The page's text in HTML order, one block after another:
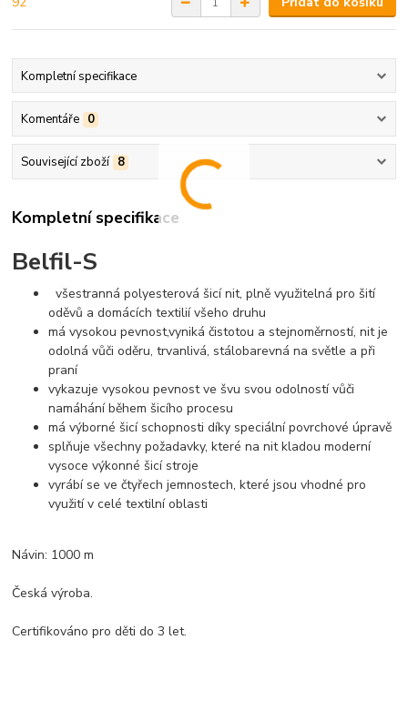
Kompletní specifikace
Komentáře 0
Související zboží 8
Kompletní specifikace
Belfil-S
všestranná polyesterová šicí nit, plně využitelná pro šití
oděvů a domácích textilií všeho druhu
má vysokou pevnost,vyniká čistotou a stejnoměrností, nit je
odolná vůči oděru, trvanlivá, stálobarevná na světle a při
praní
vykazuje vysokou pevnost ve švu svou odolností vůči
namáhání během šicího procesu
má výborné šicí schopnosti díky speciální povrchové úpravě
splňuje všechny požadavky, které na nit kladou moderní
vysoce výkonné šicí stroje
vyrábí se ve čtyřech jemnostech, které jsou vhodné pro
využití v celé textilní oblasti
Návin: 1000 m
Česká výroba.
Certifikováno pro děti do 3 let.